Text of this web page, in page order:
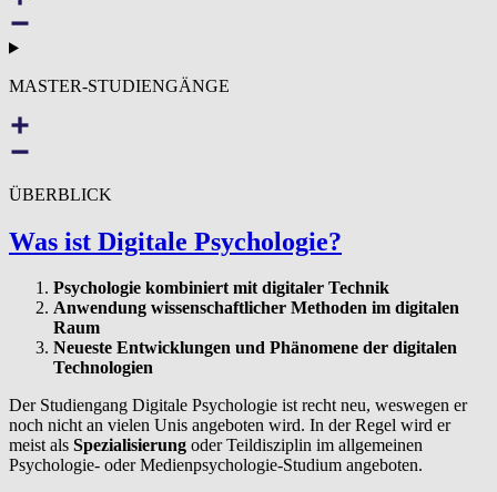
MASTER-STUDIENGÄNGE
ÜBERBLICK
Was ist Digitale Psychologie?
Psychologie kombiniert mit digitaler Technik
Anwendung wissenschaftlicher Methoden im digitalen
Raum
Neueste Entwicklungen und Phänomene der digitalen
Technologien
Der Studiengang Digitale Psychologie ist recht neu, weswegen er
noch nicht an vielen Unis angeboten wird. In der Regel wird er
meist als Spezialisierung oder Teildisziplin im allgemeinen
Psychologie- oder Medienpsychologie-Studium angeboten.